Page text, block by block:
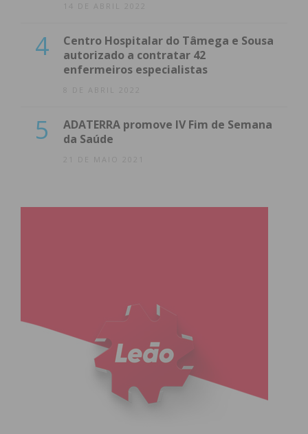
14 DE ABRIL 2022
4
Centro Hospitalar do Tâmega e Sousa
autorizado a contratar 42
enfermeiros especialistas
8 DE ABRIL 2022
5
ADATERRA promove IV Fim de Semana
da Saúde
21 DE MAIO 2021